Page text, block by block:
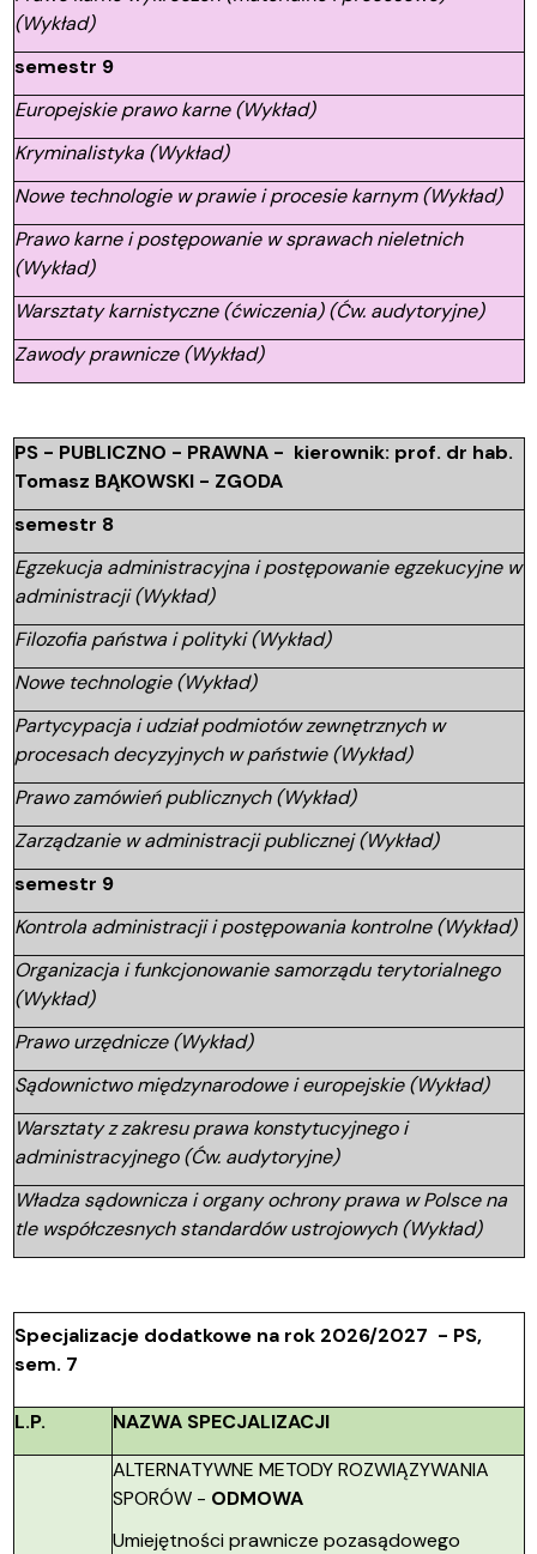
(Wykład)
semestr 9
Europejskie prawo karne (Wykład)
Kryminalistyka (Wykład)
Nowe technologie w prawie i procesie karnym (Wykład)
Prawo karne i postępowanie w sprawach nieletnich
(Wykład)
Warsztaty karnistyczne (ćwiczenia) (Ćw. audytoryjne)
Zawody prawnicze (Wykład)
PS - PUBLICZNO - PRAWNA - kierownik: prof. dr hab.
Tomasz BĄKOWSKI - ZGODA
semestr 8
Egzekucja administracyjna i postępowanie egzekucyjne w
administracji (Wykład)
Filozofia państwa i polityki (Wykład)
Nowe technologie (Wykład)
Partycypacja i udział podmiotów zewnętrznych w
procesach decyzyjnych w państwie (Wykład)
Prawo zamówień publicznych (Wykład)
Zarządzanie w administracji publicznej (Wykład)
semestr 9
Kontrola administracji i postępowania kontrolne (Wykład)
Organizacja i funkcjonowanie samorządu terytorialnego
(Wykład)
Prawo urzędnicze (Wykład)
Sądownictwo międzynarodowe i europejskie (Wykład)
Warsztaty z zakresu prawa konstytucyjnego i
administracyjnego (Ćw. audytoryjne)
Władza sądownicza i organy ochrony prawa w Polsce na
tle współczesnych standardów ustrojowych (Wykład)
Specjalizacje dodatkowe na rok 2026/2027 - PS,
sem. 7
L.P. NAZWA SPECJALIZACJI
ALTERNATYWNE METODY ROZWIĄZYWANIA
SPORÓW - ODMOWA
Umiejętności prawnicze pozasądowego